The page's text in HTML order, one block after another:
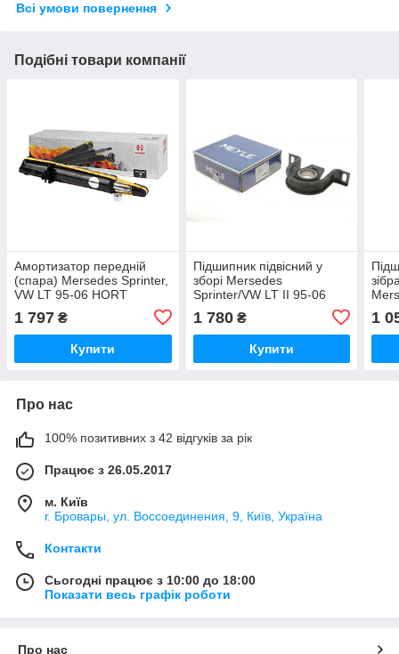
Всі умови повернення
Подібні товари компанії
Амортизатор передній
(спара) Mersedes Sprinter,
VW LT 95-06 HORT
1 797 ₴
Купити
Підшипник підвісний у
зборі Mersedes
Sprinter/VW LT II 95-06
1 780₴
Купити
1
Про нас
100% позитивних з 42 відгуків за рік
Працює з 26.05.2017
м. Київ
г. Бровары, ул. Воссоединения, 9, Київ, Україна
Контакти
Сьогодні працює з 10:00 до 18:00
Показати весь графік роботи
Про нас